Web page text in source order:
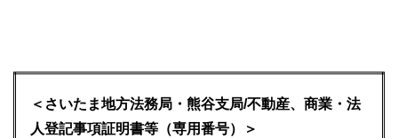
＜さいたま地方法務局・熊谷支局/不動産、商業・法
人登記事項証明書等（専用番号）＞